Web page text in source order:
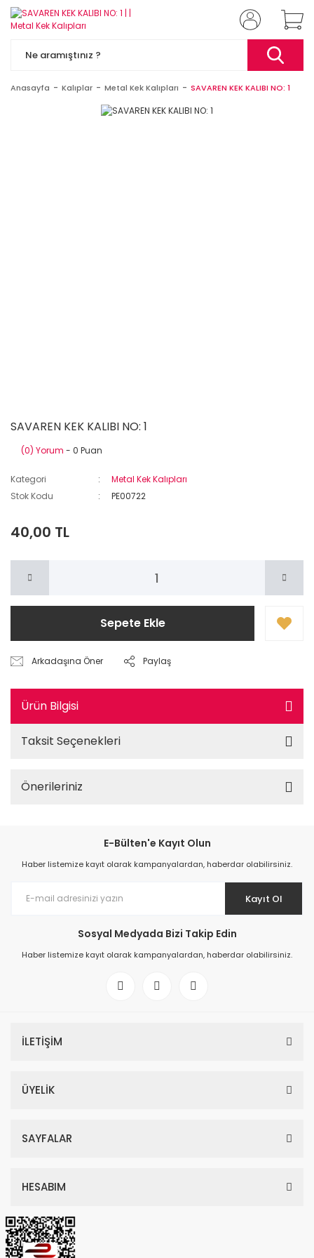
Anasayfa Kalıplar Metal Kek Kalıpları SAVAREN KEK KALIBI NO: 1
SAVAREN KEK KALIBI NO: 1
(0) Yorum - 0 Puan
Kategori
Metal Kek Kalıpları
Stok Kodu
PE00722
40,00 TL
Sepete Ekle
Arkadaşına Öner Paylaş
Ürün Bilgisi
Taksit Seçenekleri
Önerileriniz
E-Bülten'e Kayıt Olun
Haber listemize kayıt olarak kampanyalardan, haberdar olabilirsiniz.
Kayıt Ol
Sosyal Medyada Bizi Takip Edin
Haber listemize kayıt olarak kampanyalardan, haberdar olabilirsiniz.
İLETİŞİM
ÜYELİK
SAYFALAR
HESABIM